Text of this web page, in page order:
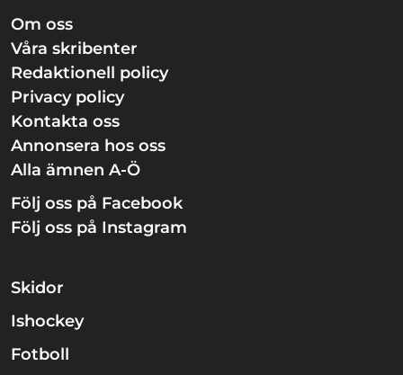
Om oss
Våra skribenter
Redaktionell policy
Privacy policy
Kontakta oss
Annonsera hos oss
Alla ämnen A-Ö
Följ oss på Facebook
Följ oss på Instagram
Skidor
Ishockey
Fotboll